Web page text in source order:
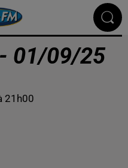
01/09/25
21h00